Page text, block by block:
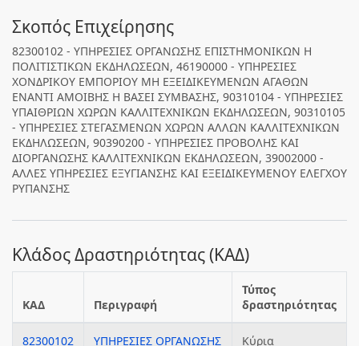
Σκοπός Επιχείρησης
82300102 - ΥΠΗΡΕΣΙΕΣ ΟΡΓΑΝΩΣΗΣ ΕΠΙΣΤΗΜΟΝΙΚΩΝ Η
ΠΟΛΙΤΙΣΤΙΚΩΝ ΕΚΔΗΛΩΣΕΩΝ, 46190000 - ΥΠΗΡΕΣΙΕΣ
ΧΟΝΔΡΙΚΟΥ ΕΜΠΟΡΙΟΥ ΜΗ ΕΞΕΙΔΙΚΕΥΜΕΝΩΝ ΑΓΑΘΩΝ
ΕΝΑΝΤΙ ΑΜΟΙΒΗΣ Η ΒΑΣΕΙ ΣΥΜΒΑΣΗΣ, 90310104 - ΥΠΗΡΕΣΙΕΣ
ΥΠΑΙΘΡΙΩΝ ΧΩΡΩΝ ΚΑΛΛΙΤΕΧΝΙΚΩΝ ΕΚΔΗΛΩΣΕΩΝ, 90310105
- ΥΠΗΡΕΣΙΕΣ ΣΤΕΓΑΣΜΕΝΩΝ ΧΩΡΩΝ ΑΛΛΩΝ ΚΑΛΛΙΤΕΧΝΙΚΩΝ
ΕΚΔΗΛΩΣΕΩΝ, 90390200 - ΥΠΗΡΕΣΙΕΣ ΠΡΟΒΟΛΗΣ ΚΑΙ
ΔΙΟΡΓΑΝΩΣΗΣ ΚΑΛΛΙΤΕΧΝΙΚΩΝ ΕΚΔΗΛΩΣΕΩΝ, 39002000 -
ΑΛΛΕΣ ΥΠΗΡΕΣΙΕΣ ΕΞΥΓΙΑΝΣΗΣ ΚΑΙ ΕΞΕΙΔΙΚΕΥΜΕΝΟΥ ΕΛΕΓΧΟΥ
ΡΥΠΑΝΣΗΣ
Κλάδος Δραστηριότητας (ΚΑΔ)
ΚΑΔ Περιγραφή
Τύπος
δραστηριότητας
82300102 ΥΠΗΡΕΣΙΕΣ ΟΡΓΑΝΩΣΗΣ Κύρια